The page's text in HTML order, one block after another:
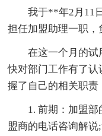
我于**年2月11
担任加盟助理一职，
在这一个月的试
快对部门工作有了
握了自己的相关职责
1. 前期：加盟
盟商的电话咨询解